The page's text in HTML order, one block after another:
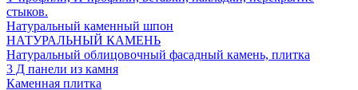
стыков.
Натуральный каменный шпон
НАТУРАЛЬНЫЙ КАМЕНЬ
Натуральный облицовочный фасадный камень, плитка
3 Д панели из камня
Каменная плитка